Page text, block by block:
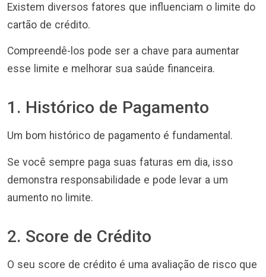
Existem diversos fatores que influenciam o limite do
cartão de crédito.
Compreendê-los pode ser a chave para aumentar
esse limite e melhorar sua saúde financeira.
1. Histórico de Pagamento
Um bom histórico de pagamento é fundamental.
Se você sempre paga suas faturas em dia, isso
demonstra responsabilidade e pode levar a um
aumento no limite.
2. Score de Crédito
O seu score de crédito é uma avaliação de risco que